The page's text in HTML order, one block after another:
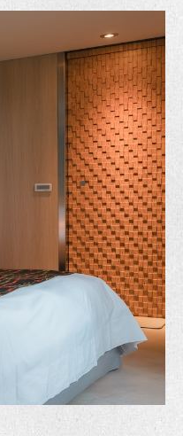
為「Green
間：約8坪＋景觀陽
佔床，需另收清潔